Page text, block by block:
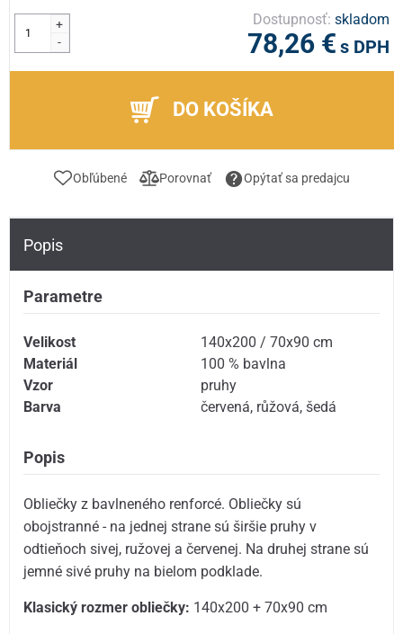
+
-
Dostupnosť:skladom
78,26 € s DPH
DO KOŠÍKA
Obľúbené Porovnať Opýtať sa predajcu
Popis
Parametre
Velikost
140x200 / 70x90 cm
Materiál
100 % bavlna
Vzor
pruhy
Barva
červená, růžová,šedá
Popis
Obliečky z bavlneného renforcé. Obliečky sú
obojstranné - na jednej strane sú širšie pruhy v
odtieňoch sivej, ružovej a červenej. Na druhej strane sú
jemné sivé pruhy na bielom podklade.
Klasický rozmer obliečky: 140x200 + 70x90 cm